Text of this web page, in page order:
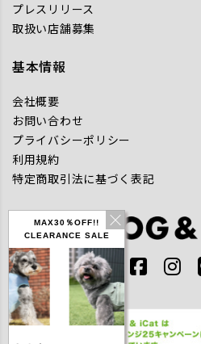
MAX30％OFF!!
CLEARANCE SALE
IDOG
プレスリリース
取扱い店舗募集
基本情報
会社概要
お問い合わせ
プライバシーポリシー
利用規約
特定商取引法に基づく表記